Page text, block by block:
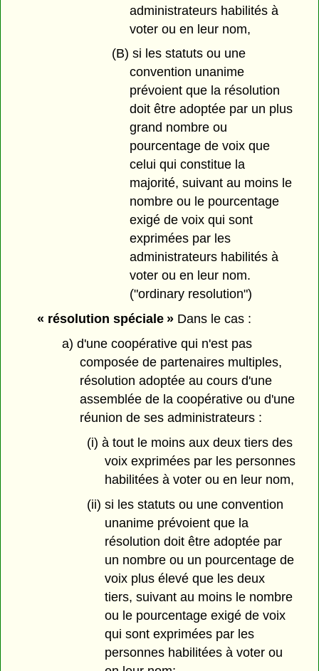
administrateurs habilités à
voter ou en leur nom,
(B) si les statuts ou une
convention unanime
prévoient que la résolution
doit être adoptée par un plus
grand nombre ou
pourcentage de voix que
celui qui constitue la
majorité, suivant au moins le
nombre ou le pourcentage
exigé de voix qui sont
exprimées par les
administrateurs habilités à
voter ou en leur nom.
("ordinary resolution")
« résolution spéciale »Dans le cas :
a) d'une coopérative qui n'est pas
composée de partenaires multiples,
résolution adoptée au cours d'une
assemblée de la coopérative ou d'une
réunion de ses administrateurs :
(i) à tout le moins aux deux tiers des
voix exprimées par les personnes
habilitées à voter ou en leur nom,
(ii) si les statuts ou une convention
unanime prévoient que la
résolution doit être adoptée par
un nombre ou un pourcentage de
voix plus élevé que les deux
tiers, suivant au moins le nombre
ou le pourcentage exigé de voix
qui sont exprimées par les
personnes habilitées à voter ou